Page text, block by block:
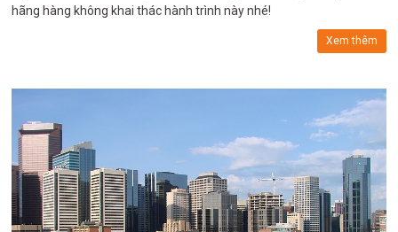
hãng hàng không khai thác hành trình này nhé!
Xem thêm